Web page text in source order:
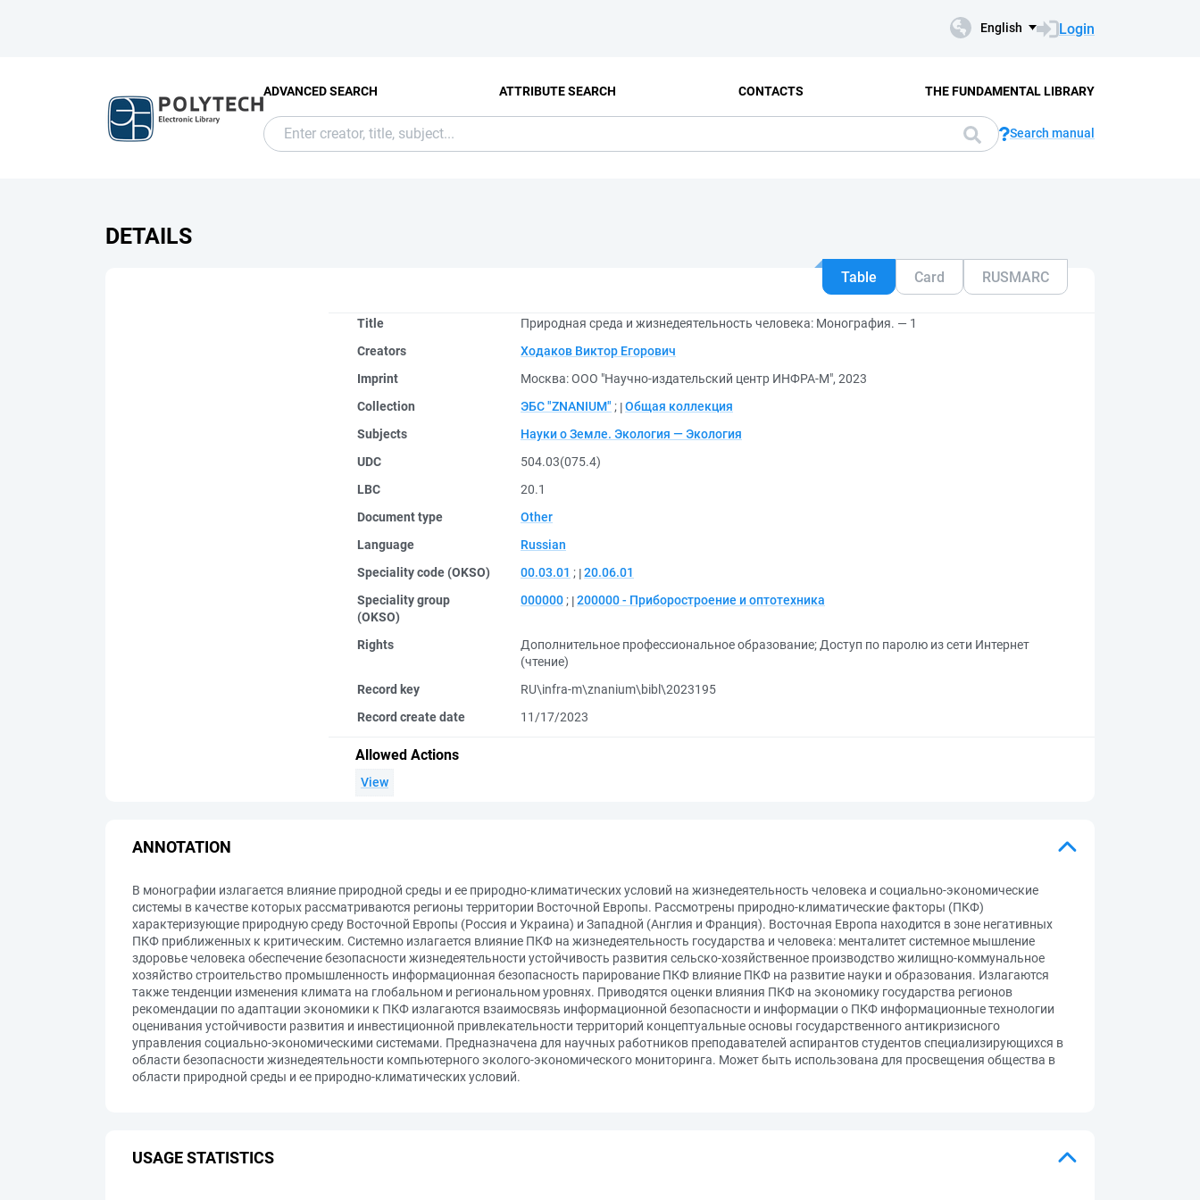
English Login
ADVANCED SEARCH ATTRIBUTE SEARCH CONTACTS THE FUNDAMENTAL LIBRARY
Search manual
DETAILS
Table Card RUSMARC
Title
Природная среда и жизнедеятельность человека: Монография. — 1
Creators
Ходаков Виктор Егорович
Imprint
Москва: ООО "Научно-издательский центр ИНФРА-М", 2023
Collection
ЭБС "ZNANIUM" ; Общая коллекция
Subjects
Науки о Земле. Экология — Экология
UDC
504.03(075.4)
LBC
20.1
Document type
Other
Language
Russian
Speciality code (OKSO)
00.03.01 ; 20.06.01
Speciality group
(OKSO)
000000 ; 200000 - Приборостроение и оптотехника
Rights Дополнительное профессиональное образование; Доступ по паролю из сети Интернет
(чтение)
Record key
RU\infra-m\znanium\bibl\2023195
Record create date
11/17/2023
Allowed Actions
View
ANNOTATION
В монографии излагается влияние природной среды и ее природно-климатических условий на жизнедеятельность человека и социально-экономические
системы в качестве которых рассматриваются регионы территории Восточной Европы. Рассмотрены природно-климатические факторы (ПКФ)
характеризующие природную среду Восточной Европы (Россия и Украина) и Западной (Англия и Франция). Восточная Европа находится в зоне негативных
ПКФ приближенных к критическим. Системно излагается влияние ПКФ на жизнедеятельность государства и человека: менталитет системное мышление
здоровье человека обеспечение безопасности жизнедеятельности устойчивость развития сельско-хозяйственное производство жилищно-коммунальное
хозяйство строительство промышленность информационная безопасность парирование ПКФ влияние ПКФ на развитие науки и образования. Излагаются
также тенденции изменения климата на глобальном и региональном уровнях. Приводятся оценки влияния ПКФ на экономику государства регионов
рекомендации по адаптации экономики к ПКФ излагаются взаимосвязь информационной безопасности и информации о ПКФ информационные технологии
оценивания устойчивости развития и инвестиционной привлекательности территорий концептуальные основы государственного антикризисного
управления социально-экономическими системами. Предназначена для научных работников преподавателей аспирантов студентов специализирующихся в
области безопасности жизнедеятельности компьютерного эколого-экономического мониторинга. Может быть использована для просвещения общества в
области природной среды и ее природно-климатических условий.
USAGE STATISTICS